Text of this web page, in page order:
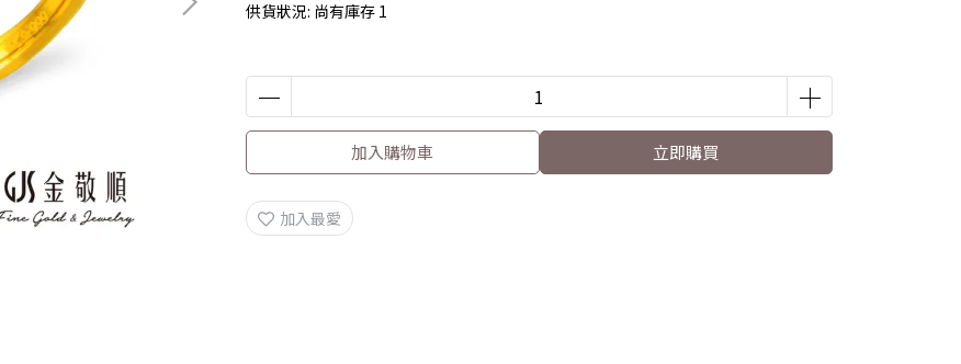
供貨狀況: 尚有庫存 1
加入購物車 立即購買
加入最愛